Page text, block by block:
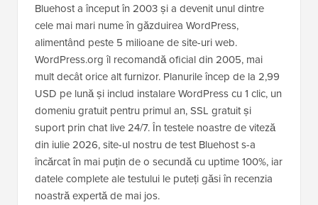
Bluehost a început în 2003 și a devenit unul dintre
cele mai mari nume în găzduirea WordPress,
alimentând peste 5 milioane de site-uri web.
WordPress.org îl recomandă oficial din 2005, mai
mult decât orice alt furnizor. Planurile încep de la 2,99
USD pe lună și includ instalare WordPress cu 1 clic, un
domeniu gratuit pentru primul an, SSL gratuit și
suport prin chat live 24/7. În testele noastre de viteză
din iulie 2026, site-ul nostru de test Bluehost s-a
încărcat în mai puțin de o secundă cu uptime 100%, iar
datele complete ale testului le puteți găsi în recenzia
noastră expertă de mai jos.